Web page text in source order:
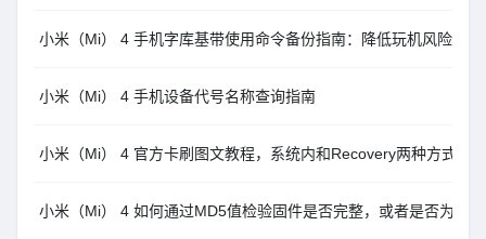
小米（Mi） 4 手机字库基带使用命令备份指南：降低玩机风险
小米（Mi） 4 手机设备代号名称查询指南
小米（Mi） 4 官方卡刷图文教程，系统内和Recovery两种方式
小米（Mi） 4 如何通过MD5值检验固件是否完整，或者是否为官